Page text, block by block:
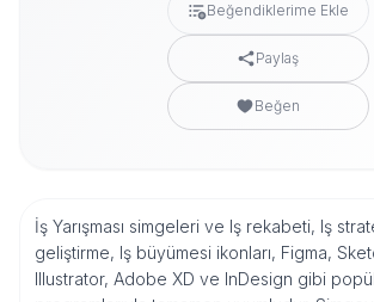
Beğendiklerime Ekle
Paylaş
Beğen
İş Yarışması simgeleri ve Iş rekabeti, Iş
geliştirme, Iş büyümesi ikonları, Figma,
Illustrator, Adobe XD ve InDesign gibi